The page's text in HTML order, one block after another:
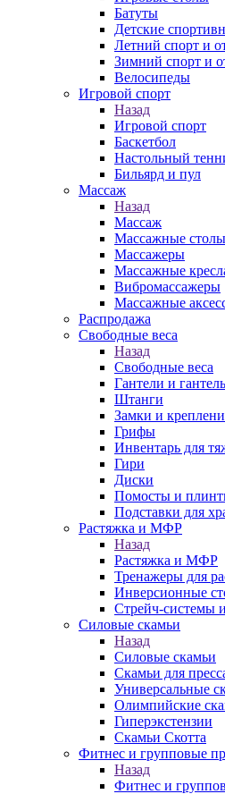
Батуты
Детские
Летний спорт и
Зимний спорт и
Велосипеды
Игровой спорт
Назад
Игровой спорт
Баскетбол
Настольный
Бильярд и пул
Массаж
Назад
Массаж
Массажные столы
Массажеры
Массажные
Вибромассажеры
Массажные
Распродажа
Свободные веса
Назад
Свободные веса
Гантели и
Штанги
Замки и
Грифы
Инвентарь для
Гири
Диски
Помосты и
Подставки для
Растяжка и МФР
Назад
Растяжка и МФР
Тренажеры для
Инверсионные
Стрейч-системы
Силовые скамьи
Назад
Силовые скамьи
Скамьи для
Универсальные
Олимпийские
Гиперэкстензии
Скамьи Скотта
Фитнес и групповые
Назад
Фитнес и